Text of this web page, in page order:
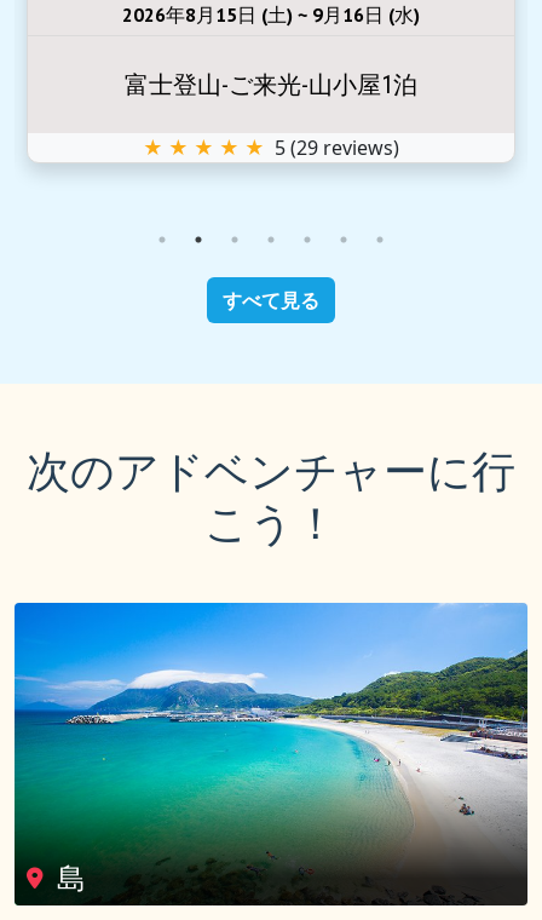
2026年8月15日 (土) ~ 9月16日 (水)
富士登山-ご来光-山小屋1泊
★ ★ ★ ★ ★ 5(29 reviews)
すべて見る
次のアドベンチャーに行
こう！
島